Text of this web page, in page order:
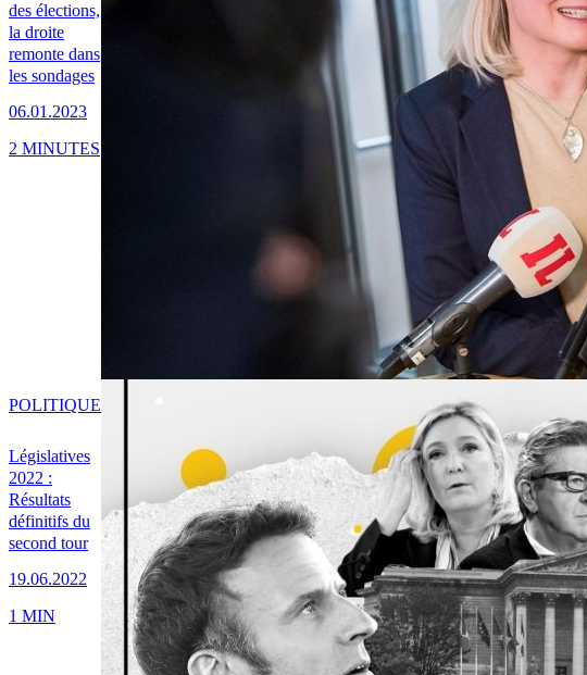
des élections,
la droite
remonte dans
les sondages
06.01.2023
2 MINUTES
Législatives
2022 :
Résultats
définitifs du
second tour
19.06.2022
POLITIQUE
1 MIN